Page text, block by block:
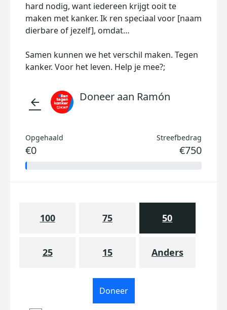
hard nodig, want iedereen krijgt ooit te
maken met kanker. Ik ren speciaal voor [naam
dierbare of jezelf], omdat…
Samen kunnen we het verschil maken. Tegen
kanker. Voor het leven. Help je mee?;
arrow_back Doneer aan Ramón
Opgehaald
€0
Streefbedrag
€750
100 75 50
25 15 Anders
Doneer